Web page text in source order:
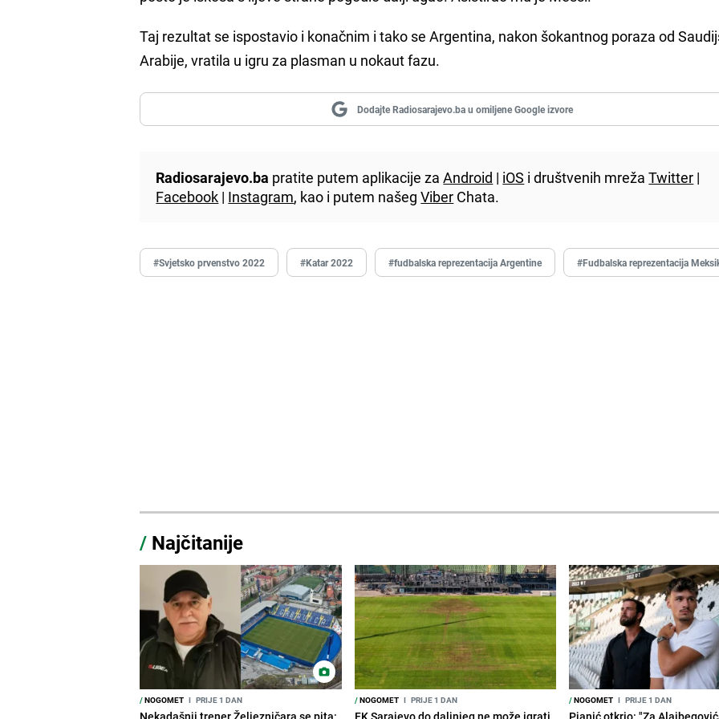
Taj rezultat se ispostavio i konačnim i tako se Argentina, nakon šokantnog poraza od
Arabije, vratila u igru za plasman u nokaut fazu.
Dodajte Radiosarajevo.ba u omiljene Google izvore
Radiosarajevo.ba pratite putem aplikacije zaAndroid | iOS i društvenih mrežaTwitter |
Facebook | Instagram, kao i putem našegViber Chata.
#Svjetsko prvenstvo 2022 #Katar 2022 #fudbalska reprezentacija Argentine #Fudbalska reprezentacija
/ Najčitanije
/NOGOMET I PRIJE 1 DAN /NOGOMET I PRIJE 1 DAN /NOGOMET I PRIJE 1 DAN